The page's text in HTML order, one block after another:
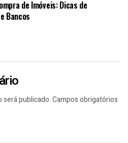
de Imóveis: Dicas de
Bancos
será publicado.Campos obrigatórios